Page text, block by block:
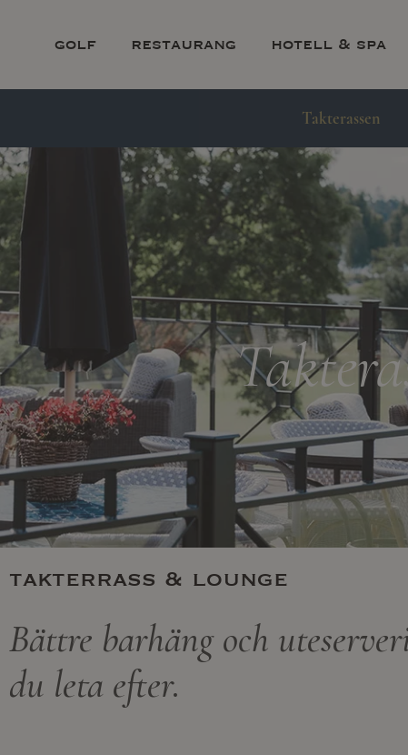
golf restaurang hotell & spa
Takterassen
takterrass & lounge
Bättre barhäng och
du leta efter.